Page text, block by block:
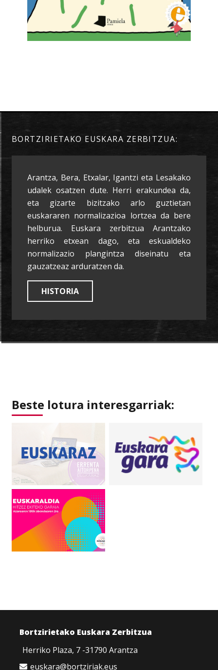
BORTZIRIETAKO EUSKARA ZERBITZUA:
Arantza, Bera, Etxalar, Igantzi eta Lesakako
udalek osatzen dute. Herri erakundea da,
eta gizarte bizitzako arlo guztietan
euskararen normalizazioa lortzea da bere
helburua. Euskara zerbitzua Arantzako
herriko etxean dago, eta eskualdeko
normalizazio plangintza diseinatu eta
gauzatzeaz arduratzen da.
HISTORIA
Beste lotura interesgarriak:
Bortzirietako Euskara Zerbitzua
Herriko Plaza, 7 -31790 Arantza
euskara@bortziriak.eus